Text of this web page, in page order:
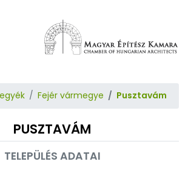
Fejér vármegye Pusztavám
PUSZTAVÁM
TELEPÜLÉS ADATAI